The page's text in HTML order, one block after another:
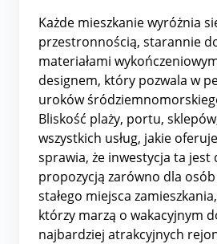
Każde mieszkanie wyróżnia
przestronnością, starannie
materiałami
designem, który pozwala w
uroków
Bliskość plaży, portu,
wszystkich usług, jakie
sprawia, że inwestycja ta jest
propozycją zarówno dla
stałego miejsca
którzy marzą o wakacyjnym
najbardziej atrakcyjnych